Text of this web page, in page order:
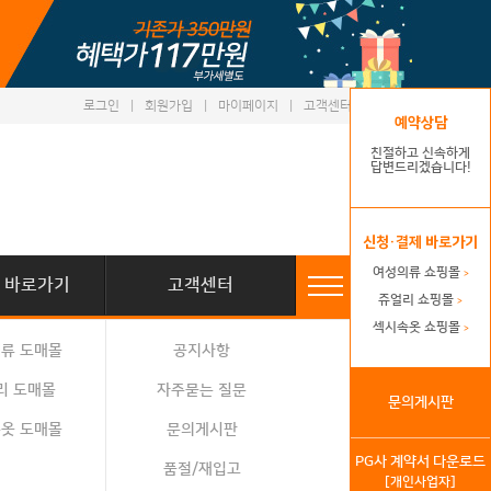
로그인 회원가입 마이페이지 고객센터
로가기 고객센터
도매몰
도매몰
도매몰
공지사항
자주묻는 질문
문의게시판
품절/재입고
예약상담
친절하고 신속하게
답변드리겠습니다!
신청·결제 바로가기
여성의류 쇼핑몰 >
쥬얼리 쇼핑몰 >
섹시속옷 쇼핑몰 >
문의게시판
PG사 계약서 다운로드
[개인사업자]